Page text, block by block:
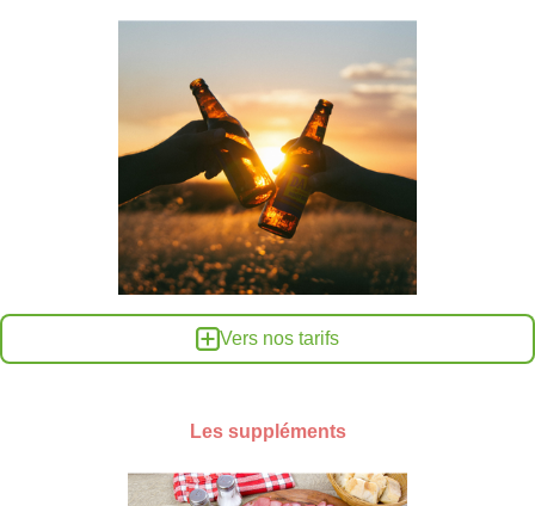
Vers nos tarifs
Les suppléments